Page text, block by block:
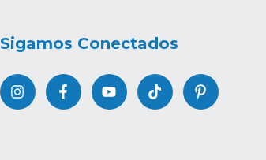
Sigamos Conectados